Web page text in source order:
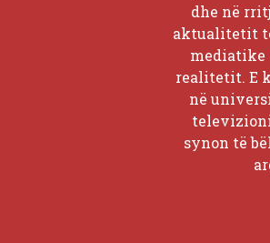
dhe në
aktualitetit
mediatike
realitetit. E
në
synon të